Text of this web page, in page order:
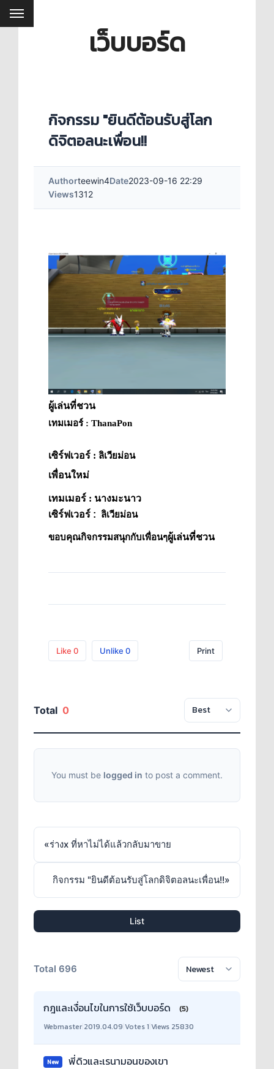
เว็บบอร์ด
กิจกรรม "ยินดีต้อนรับสู่โลก
ดิจิตอลนะเพื่อน!!
Authorteewin4Date2023-09-16 22:29
Views1312
ผู้เล่นที่ชวน
เทมเมอร์ : ThanaPon
เซิร์ฟเวอร์ : ลิเวียม่อน
เพื่อนใหม่
เทมเมอร์ : นางมะนาว
เซิร์ฟเวอร์ : ลิเวียม่อน
ขอบคุณกิจกรรมสนุกกับเพื่อนๆผู้เล่นที่ชวน
Like 0 Unlike 0 Print
Total 0
You must be logged in to post a comment.
«ร่างx ที่หาไม่ได้แล้วกลับมาขาย
กิจกรรม "ยินดีต้อนรับสู่โลกดิจิตอลนะเพื่อน!!»
List
Total 696
กฎและเงื่อนไขในการใช้เว็บบอร์ด
(5)
Webmaster 2019.04.09 Votes 1 Views 25830
New พี่ดิวและเรนามอนของเขา